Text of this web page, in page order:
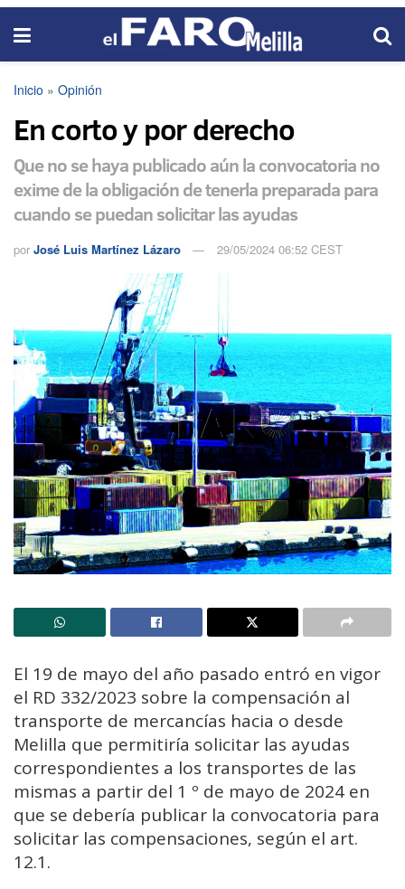
Inicio » Opinión
En corto y por derecho
Que no se haya publicado aún la convocatoria no
exime de la obligación de tenerla preparada para
cuando se puedan solicitar las ayudas
por José Luis Martínez Lázaro 29/05/2024 06:52 CEST
El 19 de mayo del año pasado entró en vigor
el RD 332/2023 sobre la compensación al
transporte de mercancías hacia o desde
Melilla que permitiría solicitar las ayudas
correspondientes a los transportes de las
mismas a partir del 1 º de mayo de 2024 en
que se debería publicar la convocatoria para
solicitar las compensaciones, según el art.
12.1.